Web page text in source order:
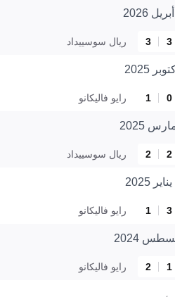
3
3 ريال سوسييداد
0
1 رايو فاليكانو
2
2 ريال سوسييداد
3
1 رايو فاليكانو
1
2 رايو فاليكانو